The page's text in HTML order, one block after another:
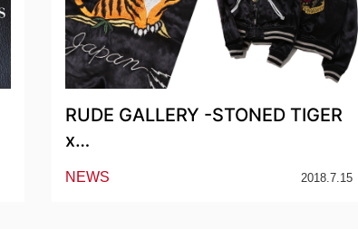
RUDE GALLERY -STONED TIGER
x…
NEWS 2018.7.15